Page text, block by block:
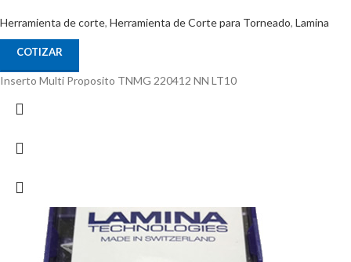
Herramienta de corte, Herramienta de Corte para Torneado, Lamina
COTIZAR
Inserto Multi Proposito TNMG 220412 NN LT10